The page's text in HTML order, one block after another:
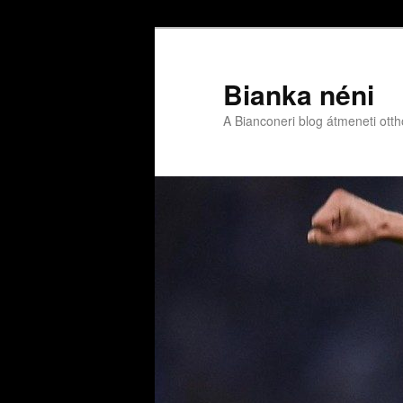
Bianka néni
A Bianconeri blog átmeneti